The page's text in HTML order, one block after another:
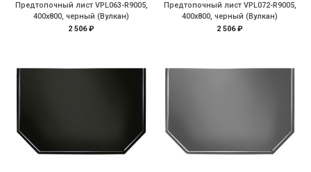
Предтопочный лист VPL063-R9005,
400х800, черный (Вулкан)
2 506 ₽
Предтопочный лист VPL072-R9005,
400х800, черный (Вулкан)
2 506 ₽